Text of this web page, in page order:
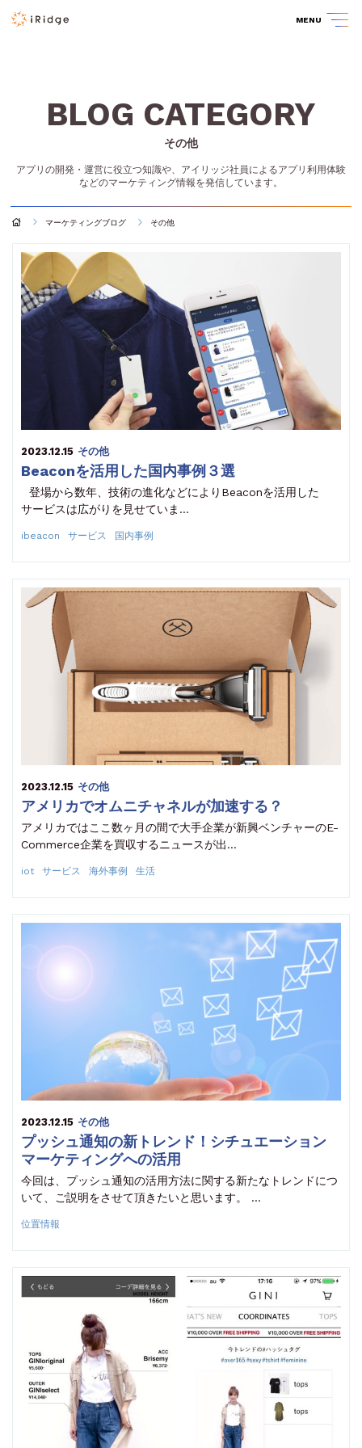
MENU
BLOG CATEGORY
その他
アプリの開発・運営に役立つ知識や、アイリッジ社員によるアプリ利用体験
などのマーケティング情報を発信しています。
マーケティングブログ その他
2023.12.15 その他
Beaconを活用した国内事例３選
登場から数年、技術の進化などによりBeaconを活用した
サービスは広がりを見せていま…
ibeacon サービス 国内事例
2023.12.15 その他
アメリカでオムニチャネルが加速する？
アメリカではここ数ヶ月の間で大手企業が新興ベンチャーのE-
Commerce企業を買収するニュースが出…
iot サービス 海外事例 生活
2023.12.15 その他
プッシュ通知の新トレンド！シチュエーション
マーケティングへの活用
今回は、プッシュ通知の活用方法に関する新たなトレンドにつ
いて、ご説明をさせて頂きたいと思います。 …
位置情報